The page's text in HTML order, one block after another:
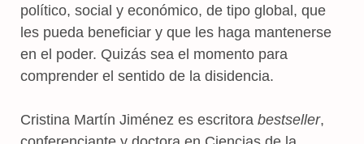
político, social y económico, de tipo global, que
les pueda beneficiar y que les haga mantenerse
en el poder. Quizás sea el momento para
comprender el sentido de la disidencia.
Cristina Martín Jiménez es escritora bestseller,